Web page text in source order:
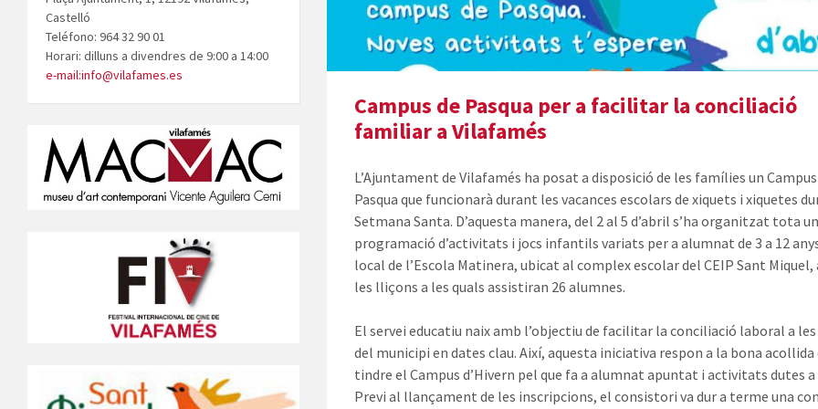
Campus de Pasqua per a facilitar la conciliació
familiar a Vilafamés
L’Ajuntament de Vilafamés ha posat a disposició de les famílies un Campus
Pasqua que funcionarà durant les vacances escolars de xiquets i xiquetes
Setmana Santa. D’aquesta manera, del 2 al 5 d’abril s’ha organitzat tota
programació d’activitats i jocs infantils variats per a alumnat de 3 a 12
local de l’Escola Matinera, ubicat al complex escolar del CEIP Sant
les lliçons a les quals assistiran 26 alumnes.
El servei educatiu naix amb l’objectiu de facilitar la conciliació laboral a
del municipi en dates clau. Així, aquesta iniciativa respon a la bona acollida
tindre el Campus d’Hivern pel que fa a alumnat apuntat i activitats dutes
Previ al llançament de les inscripcions, el consistori va dur a terme una
Castelló
Teléfono: 964 32 90 01
Horari: dilluns a divendres de 9:00 a 14:00
e-mail:info@vilafames.es